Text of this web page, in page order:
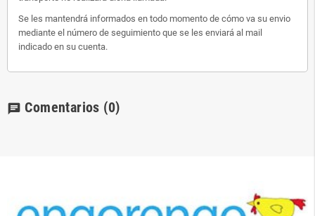
Se les mantendrá informados en todo momento de cómo va su envio
mediante el número de seguimiento que se les enviará al mail
indicado en su cuenta.
chat Comentarios (0)